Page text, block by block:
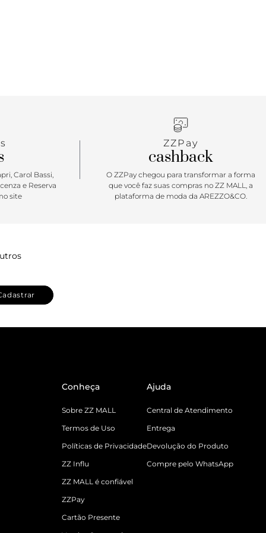
Carol Bassi,
e Reserva
site
ZZPay
cashback
O ZZPay chegou para transformar a forma
que você faz suas compras no ZZ MALL, a
plataforma de moda da AREZZO&CO.
Conheça
Sobre ZZ MALL
Termos de Uso
Políticas de Privacidade
ZZ Influ
ZZ MALL é confiável
ZZPay
Cartão Presente
Ajuda
Central de Atendimento
Entrega
Devolução do Produto
Compre pelo WhatsApp